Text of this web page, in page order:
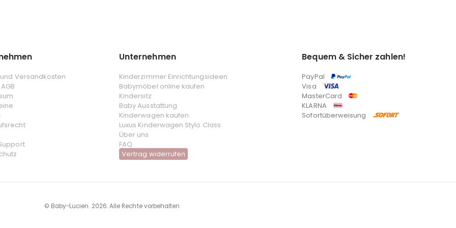
Versandkosten
Unternehmen
Kinderzimmer Einrichtungsideen
Babymöbel online kaufen
Kindersitz
Baby Ausstattung
Kinderwagen kaufen
Luxus Kinderwagen Stylo Class
Über uns
FAQ
Vertrag widerrufen
Bequem & Sicher zahlen!
PayPal
Visa
MasterCard
KLARNA
Sofortüberweisung
© Baby-Lucien. 2026. Alle Rechte vorbehalten